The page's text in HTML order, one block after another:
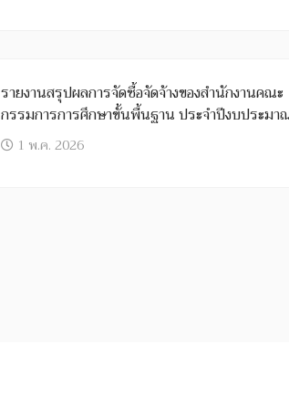
รายงานสรุปผลการจัดซื้อจัดจ้างของสำนักงานคณะ
กรรมการการศึกษาขั้นพื้นฐาน ประจำปีงบประมา
25691 พ.ค. 2026